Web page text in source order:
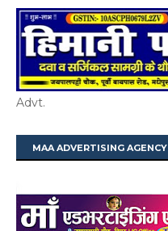
Advt.
MAA ADVERTISING AGENCY